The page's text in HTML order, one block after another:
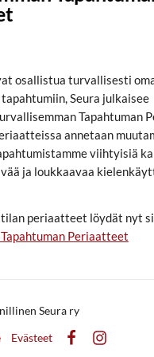
osallistua turvallisesti
Seura julkaisee
Tapahtuman
annetaan
viihtyisiä
ja loukkaavaa
periaatteet löydät nyt
Periaatteet
Seura ry
Evästeet